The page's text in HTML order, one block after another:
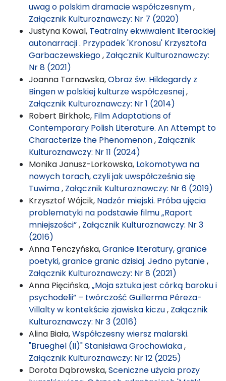
uwag o polskim dramacie współczesnym,
Załącznik Kulturoznawczy: Nr 7 (2020)
Justyna Kowal, Teatralny ekwiwalent literackiej
autonarracji . Przypadek 'Kronosu' Krzysztofa
Garbaczewskiego, Załącznik Kulturoznawczy:
Nr 8 (2021)
Joanna Tarnawska,Obraz św. Hildegardy z
Bingen w polskiej kulturze współczesnej,
Załącznik Kulturoznawczy: Nr 1 (2014)
Robert Birkholc, Film Adaptations of
Contemporary Polish Literature. An Attempt to
Characterize the Phenomenon, Załącznik
Kulturoznawczy: Nr 11 (2024)
Monika Janusz-Lorkowska, Lokomotywa na
nowych torach, czyli jak uwspółcześnia się
Tuwima, Załącznik Kulturoznawczy: Nr 6 (2019)
Krzysztof Wójcik, Nadzór miejski. Próba ujęcia
problematyki na podstawie filmu „Raport
mniejszości”, Załącznik Kulturoznawczy: Nr 3
(2016)
Anna Tenczyńska,Granice literatury, granice
poetyki, granice granic dzisiaj. Jedno pytanie,
Załącznik Kulturoznawczy: Nr 8 (2021)
Anna Pięcińska,„Moja sztuka jest córką baroku i
psychodelii” – twórczość Guillerma Péreza-
Villalty w kontekście zjawiska kiczu, Załącznik
Kulturoznawczy: Nr 3 (2016)
Alina Biała,Współczesny wiersz malarski.
"Brueghel (II)" Stanisława Grochowiaka,
Załącznik Kulturoznawczy: Nr 12 (2025)
Dorota Dąbrowska,Sceniczne użycia prozy